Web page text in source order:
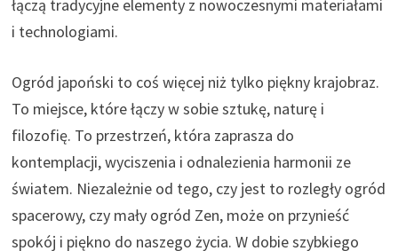
łączą tradycyjne elementy z nowoczesnymi materiałami
i technologiami.
Ogród japoński to coś więcej niż tylko piękny krajobraz.
To miejsce, które łączy w sobie sztukę, naturę i
filozofię. To przestrzeń, która zaprasza do
kontemplacji, wyciszenia i odnalezienia harmonii ze
światem. Niezależnie od tego, czy jest to rozległy ogród
spacerowy, czy mały ogród Zen, może on przynieść
spokój i piękno do naszego życia. W dobie szybkiego